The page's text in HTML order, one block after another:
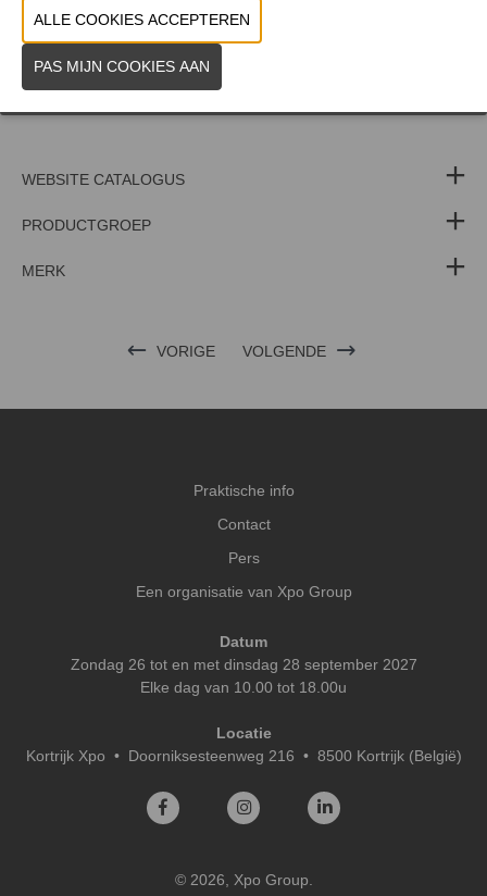
WEBSITE CATALOGUS
PRODUCTGROEP
MERK
VORIGE VOLGENDE
Praktische info
Contact
Pers
Een organisatie van Xpo Group
Datum
Zondag 26 tot en met dinsdag 28 september 2027
Elke dag van 10.00 tot 18.00u
Locatie
Kortrijk Xpo • Doorniksesteenweg 216 • 8500 Kortrijk (België)
© 2026, Xpo Group.